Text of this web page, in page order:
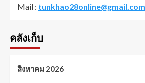
Mail : tunkhao28online@gmail.com
คลังเก็บ
สิงหาคม 2026